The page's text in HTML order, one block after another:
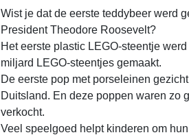
Wist je dat de eerste teddybeer werd
President Theodore Roosevelt?
Het eerste plastic LEGO-steentje
miljard LEGO-steentjes gemaakt.
De eerste pop met porseleinen
Duitsland. En deze poppen waren zo
verkocht.
Veel speelgoed helpt kinderen om